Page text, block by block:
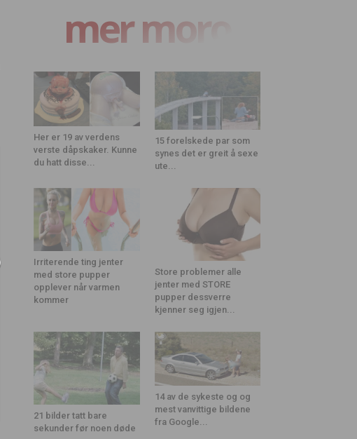
mer moro
Her er 19 av verdens
verste dåpskaker. Kunne
du hatt disse...
15 forelskede par som
synes det er greit å sexe
ute...
Irriterende ting jenter
med store pupper
opplever når varmen
kommer
Store problemer alle
jenter med STORE
pupper dessverre
kjenner seg igjen...
21 bilder tatt bare
sekunder før noen døde
14 av de sykeste og og
mest vanvittige bildene
fra Google...